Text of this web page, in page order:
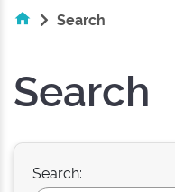
Search
Search
Search: